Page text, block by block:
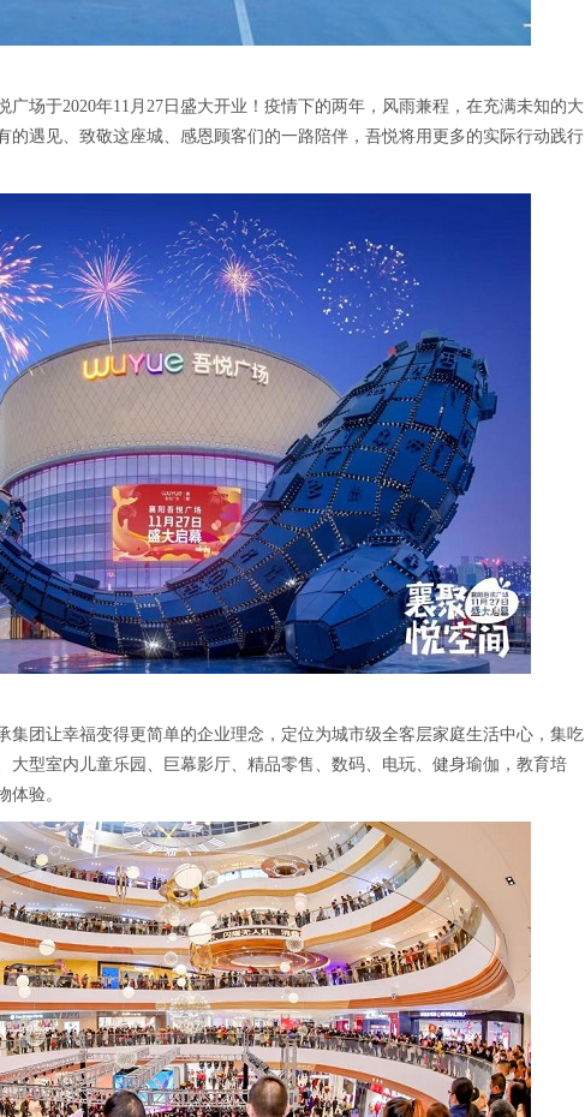
广场于2020年11月27日盛大开业！疫情下的两年，风雨兼程，在充满未知的大
的遇见、致敬这座城、感恩顾客们的一路陪伴，吾悦将用更多的实际行动践行
集团让幸福变得更简单的企业理念，定位为城市级全客层家庭生活中心，集吃
大型室内儿童乐园、巨幕影厅、精品零售、数码、电玩、健身瑜伽，教育培
体验。